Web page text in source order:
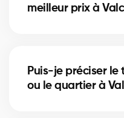
meilleur prix à
certifié.Puis-je préciser
ou le quartier à